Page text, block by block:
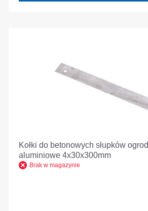
Kołki do betonowych słupków
aluminiowe 4x30x300mm
Brak w magazynie